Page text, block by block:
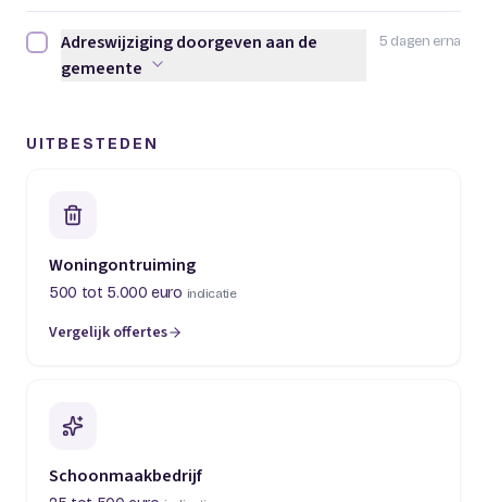
5 dagen erna
Adreswijziging doorgeven aan de gemeente afvinken
Adreswijziging doorgeven aan de
gemeente
UITBESTEDEN
Woningontruiming
500 tot 5.000 euro indicatie
Vergelijk offertes
(opent in een nieuw tabblad)
Schoonmaakbedrijf